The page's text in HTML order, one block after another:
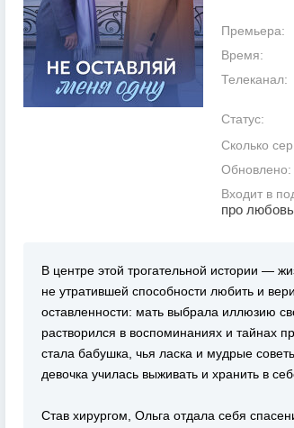
Премьера:
Время:
Телеканал:
Статус:
Сколько
Обновлено:
Входит в
про
В центре этой трогательной истории —
не утратившей способности любить и
оставленности: мать выбрала иллюзию
растворился в воспоминаниях и тайнах
стала бабушка, чья ласка и мудрые
девочка училась выживать и хранить в
Став хирургом, Ольга отдала себя